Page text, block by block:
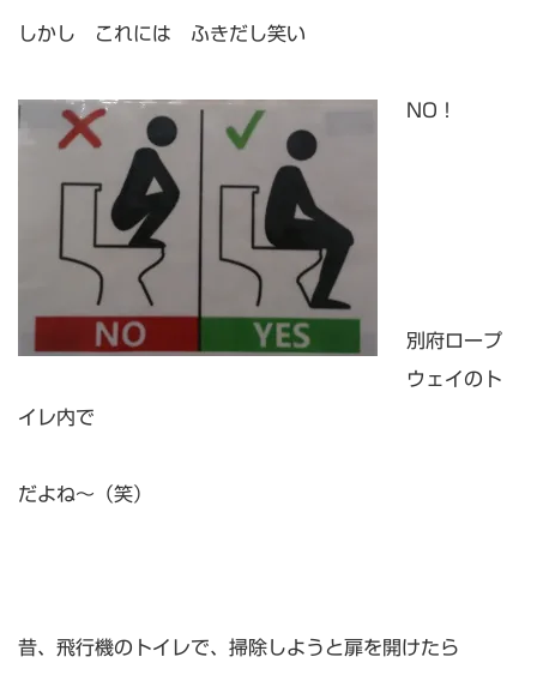
しかし これには ふきだし笑い
NO！
別府ロープ
ウェイのト
イレ内で
だよね～（笑）
昔、飛行機のトイレで、掃除しようと扉を開けたら